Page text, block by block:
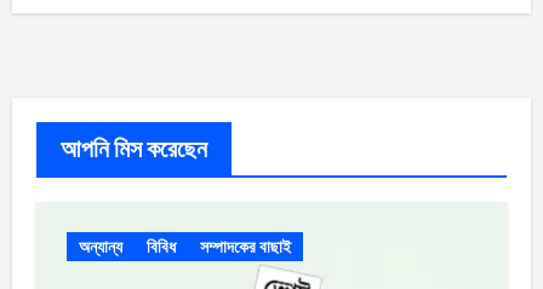
আপনি মিস করেছেন
অন্যান্য বিবিধ সম্পাদকের বাছাই